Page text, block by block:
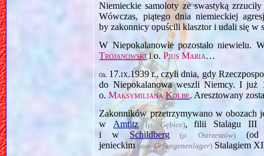
Niemieckie samoloty ze swastyką
Wówczas, piątego dnia niemieckiej
by zakonnicy opuścili klasztor i udali się w
W Niepokalanowie pozostało niewielu.
Trojanowskii o.Pius Maria…
Ok. 17.ix.1939r., czyli dnia, gdy
do Niepokalanowa weszli Niemcy. I już
o.Maksymiliana Kolbe. Aresztowany
Zakonników przetrzymywano w obozach
w Amtitz (pl. Gębice), filii Stalagu
i w Schildberg (pl. Ostrze­szów)
jenieckim(niem. Gefangenen­lager) Stalagiem